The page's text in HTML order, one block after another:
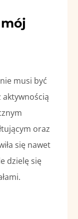
musi być
aktywnością
oraz
się nawet
dzielę się